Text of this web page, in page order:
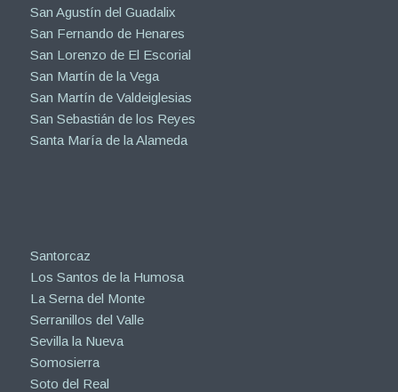
San Agustín del Guadalix
San Fernando de Henares
San Lorenzo de El Escorial
San Martín de la Vega
San Martín de Valdeiglesias
San Sebastián de los Reyes
Santa María de la Alameda
Santorcaz
Los Santos de la Humosa
La Serna del Monte
Serranillos del Valle
Sevilla la Nueva
Somosierra
Soto del Real